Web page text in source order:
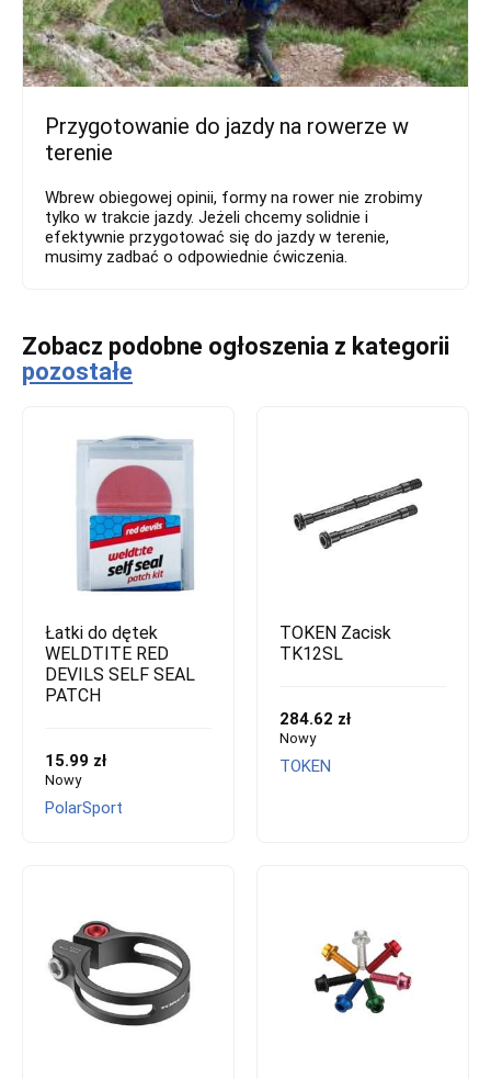
Przygotowanie do jazdy na rowerze w
terenie
Wbrew obiegowej opinii, formy na rower nie zrobimy
tylko w trakcie jazdy. Jeżeli chcemy solidnie i
efektywnie przygotować się do jazdy w terenie,
musimy zadbać o odpowiednie ćwiczenia.
Zobacz podobne ogłoszenia z kategorii
pozostałe
Łatki do dętek
WELDTITE RED
DEVILS SELF SEAL
PATCH
15.99 zł
Nowy
PolarSport
TOKEN Zacisk
TK12SL
284.62 zł
Nowy
TOKEN